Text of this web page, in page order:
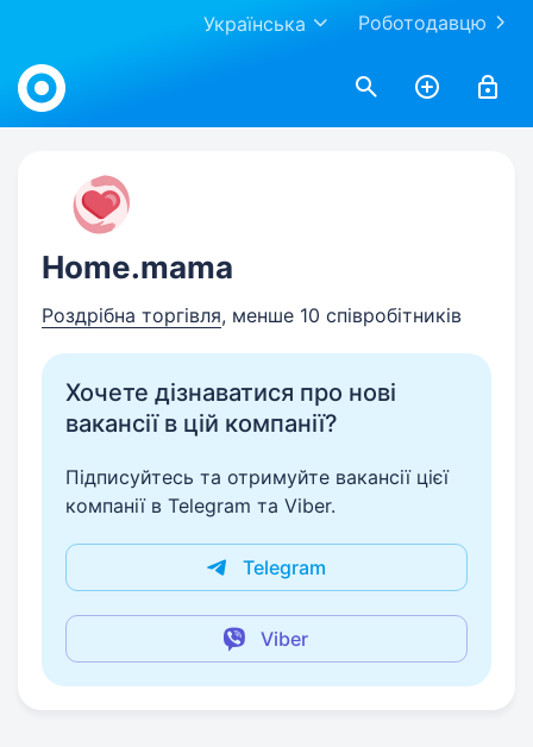
Роботодавцю
Українська
Work.ua
Home.mama
Роздрібна торгівля, менше 10 співробітників
Хочете дізнаватися про нові
вакансії в цій компанії?
Підписуйтесь та отримуйте вакансії цієї
компанії в Telegram та Viber.
Telegram
Viber